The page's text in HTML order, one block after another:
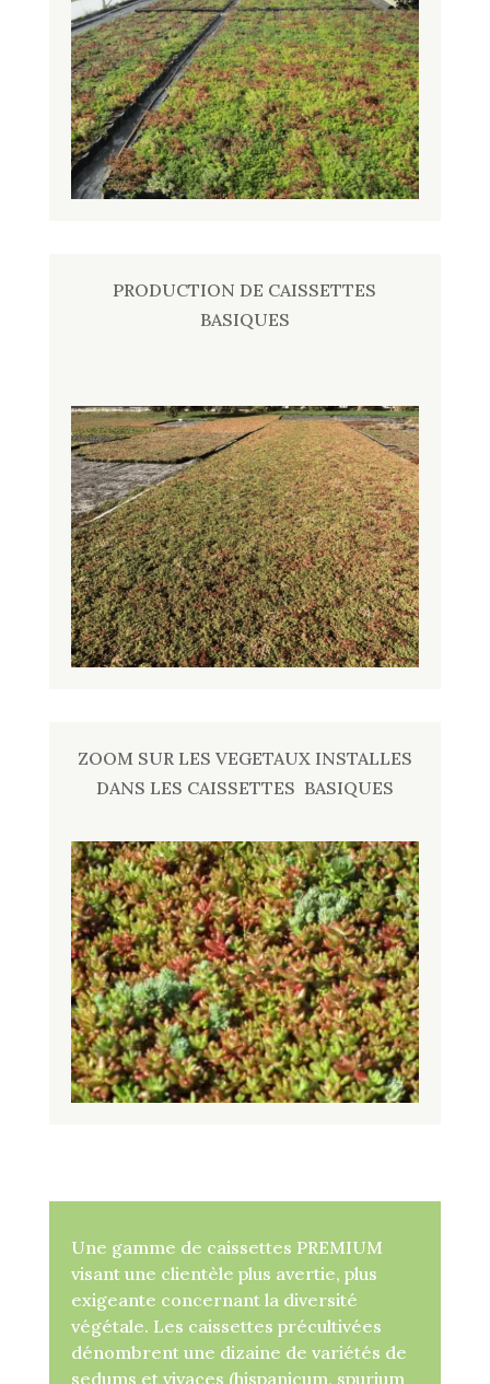
PRODUCTION DE CAISSETTES
BASIQUES
ZOOM SUR LES VEGETAUX INSTALLES
DANS LES CAISSETTES BASIQUES
Une gamme de caissettes PREMIUM
visant une clientèle plus avertie, plus
exigeante concernant la diversité
végétale. Les caissettes précultivées
dénombrent une dizaine de variétés de
sedums et vivaces (hispanicum, spurium